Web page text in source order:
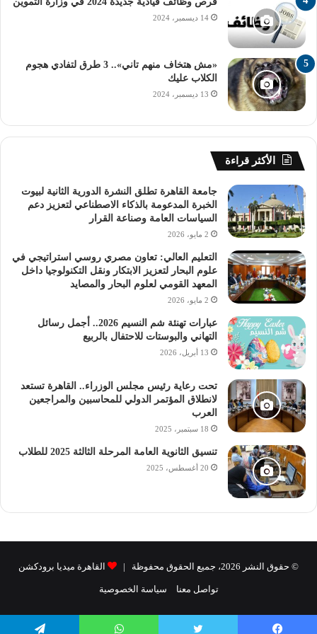
14 ديسمبر، 2024
«مش هتخاف منهم تاني».. 3 طرق لتفادي هجوم
الكلاب عليك
13 ديسمبر، 2024
الأكثر قراءة
جامعة القاهرة تطلق النشرة الدورية الثانية لبيوت
الخبرة المدعومة بالذكاء الاصطناعي لتعزيز دعم
السياسات العامة وصناعة القرار
2 مايو، 2026
التعليم العالي: تعاون مصري روسي استراتيجي في
علوم البحار لتعزيز الابتكار ونقل التكنولوجيا داخل
المعهد القومي لعلوم البحار والمصايد
2 مايو، 2026
عبارات تهنئة شم النسيم 2026.. أجمل رسائل
التهاني والبوستات للاحتفال بالربيع
13 أبريل، 2026
تحت رعاية رئيس مجلس الوزراء.. القاهرة تستعد
لانطلاق المؤتمر الدولي للمحاسبين والمراجعين
العرب
18 سبتمبر، 2025
تنسيق الثانوية العامة المرحلة الثالثة 2025 للطلاب
20 أغسطس، 2025
© حقوق النشر 2026، جميع الحقوق محفوظة | القاهرة ميديا برودكشن
تواصل معنا سياسة الخصوصية